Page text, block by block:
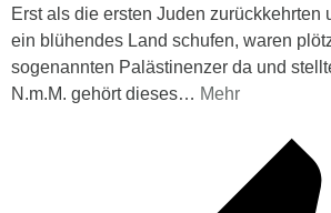
Erst als die ersten Juden zurückkehrten
ein blühendes Land schufen, waren
sogenannten Palästinenzer da und
N.m.M. gehört dieses… Mehr